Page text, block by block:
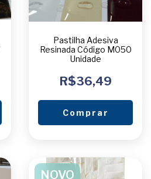
Pastilha Adesiva
Resinada Código M050
Unidade
R$36,49
Comprar
NOVO